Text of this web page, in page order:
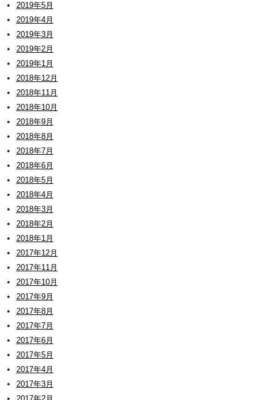
2019年5月
2019年4月
2019年3月
2019年2月
2019年1月
2018年12月
2018年11月
2018年10月
2018年9月
2018年8月
2018年7月
2018年6月
2018年5月
2018年4月
2018年3月
2018年2月
2018年1月
2017年12月
2017年11月
2017年10月
2017年9月
2017年8月
2017年7月
2017年6月
2017年5月
2017年4月
2017年3月